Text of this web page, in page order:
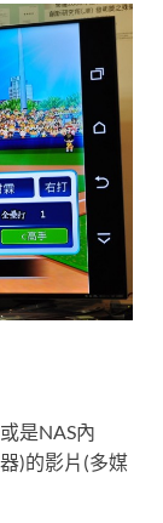
是NAS內
)的影片(多媒